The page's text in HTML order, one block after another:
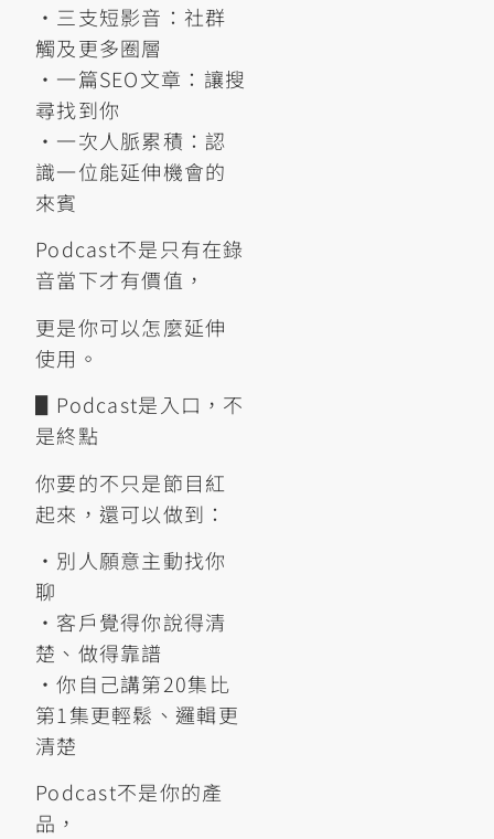
•三支短影音：社群
觸及更多圈層
•一篇SEO文章：讓搜
尋找到你
•一次人脈累積：認
識一位能延伸機會的
來賓
Podcast不是只有在錄
音當下才有價值，
更是你可以怎麼延伸
使用。
▋Podcast是入口，不
是終點
你要的不只是節目紅
起來，還可以做到：
•別人願意主動找你
聊
•客戶覺得你說得清
楚、做得靠譜
•你自己講第20集比
第1集更輕鬆、邏輯更
清楚
Podcast不是你的產
品，